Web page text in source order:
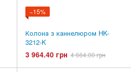
−15%
Колона з каннелюром HK-
3212-K
3 964.40 грн 4 664.00 грн